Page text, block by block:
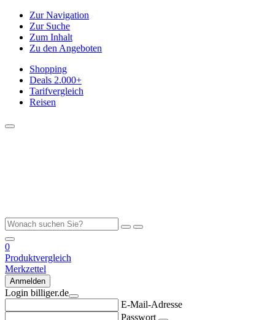
Zur Navigation
Zur Suche
Zum Inhalt
Zu den Angeboten
Shopping
Deals 2.000+
Tarifvergleich
Reisen
0
Produktvergleich
Merkzettel
Anmelden
Login billiger.de
E-Mail-Adresse
Passwort